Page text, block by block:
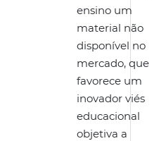
ensino um
material não
disponível no
mercado, que
favorece um
inovador viés
educacional
objetiva a